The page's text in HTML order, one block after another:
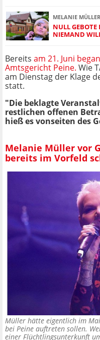
MELANIE MÜLLER
NULL GEBOTE
NIEMAND
Bereits am 21. Juni
Amtsgericht Peine. Wie
am Dienstag der Klage
statt.
"Die beklagte
restlichen offenen
hieß es vonseiten des
Melanie Müller vor
bereits im Vorfeld
Müller hätte eigentlich im
bei Peine auftreten sollen.
einer Flüchtlingsunterkunft